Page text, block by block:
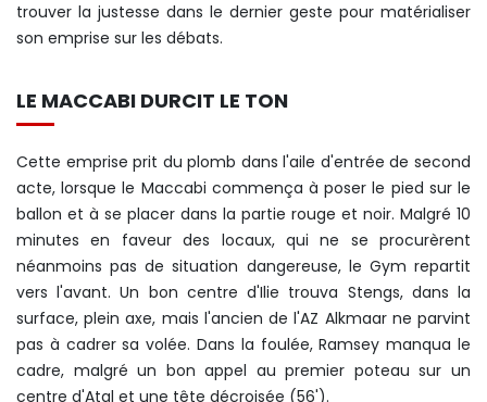
trouver la justesse dans le dernier geste pour matérialiser
son emprise sur les débats.
LE MACCABI DURCIT LE TON
Cette emprise prit du plomb dans l'aile d'entrée de second
acte, lorsque le Maccabi commença à poser le pied sur le
ballon et à se placer dans la partie rouge et noir. Malgré 10
minutes en faveur des locaux, qui ne se procurèrent
néanmoins pas de situation dangereuse, le Gym repartit
vers l'avant. Un bon centre d'Ilie trouva Stengs, dans la
surface, plein axe, mais l'ancien de l'AZ Alkmaar ne parvint
pas à cadrer sa volée. Dans la foulée, Ramsey manqua le
cadre, malgré un bon appel au premier poteau sur un
centre d'Atal et une tête décroisée (56').